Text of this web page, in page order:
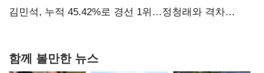
탈환'(종합)
김민석, 누적 45.42%로 경선 1위…정청래와 격차
함께 볼만한 뉴스